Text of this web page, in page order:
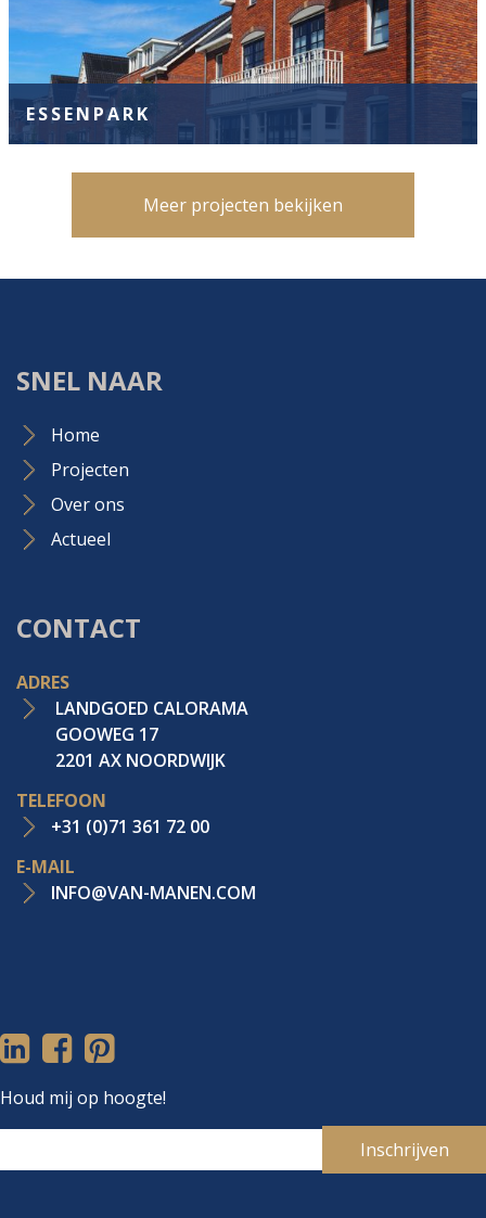
ESSENPARK
Meer projecten bekijken
SNEL NAAR
Home
Projecten
Over ons
Actueel
CONTACT
ADRES
LANDGOED CALORAMA
GOOWEG 17
2201 AX NOORDWIJK
TELEFOON
+31 (0)71 361 72 00
E-MAIL
INFO@VAN-MANEN.COM
Houd mij op hoogte!
Je e-mailadres
Inschrijven